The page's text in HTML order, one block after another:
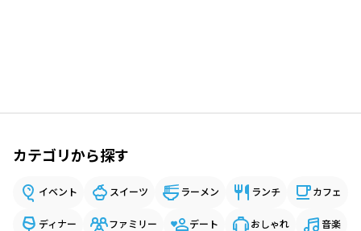
カテゴリから探す
イベント スイーツ ラーメン ランチ カフェ
ディナー ファミリー デート おしゃれ 音楽